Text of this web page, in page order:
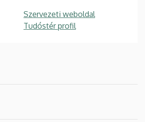
Szervezeti weboldal
Tudóstér profil